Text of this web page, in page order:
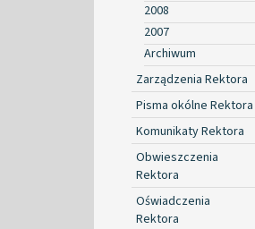
2008
2007
Archiwum
Zarządzenia Rektora
Pisma okólne Rektora
Komunikaty Rektora
Obwieszczenia
Rektora
Oświadczenia
Rektora